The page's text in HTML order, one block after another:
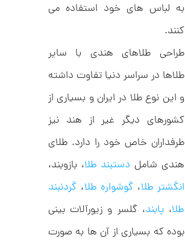
به لباس های خود استفاده می
کنند.
طراحی طلاهای هندی با سایر
طلاها در سراسر دنیا تفاوت داشته
و این نوع طلا در ایران و بسیاری از
کشورهای دیگر غیر از هند نیز
طرفداران خاص خود را دارد. طلای
هندی شامل دستبند طلا، بازوبند،
انگشتر طلا، گوشواره طلا، گردنبند
طلا،پابند، گلسر و زیورآلات بینی
بوده که بسیاری از آن ها به صورت